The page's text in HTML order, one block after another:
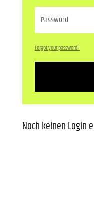
Forgot your password?
Noch keinen Login